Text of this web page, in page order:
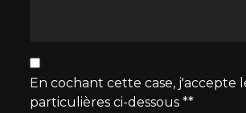
En cochant cette case, j'accepte
particulières ci-dessous **